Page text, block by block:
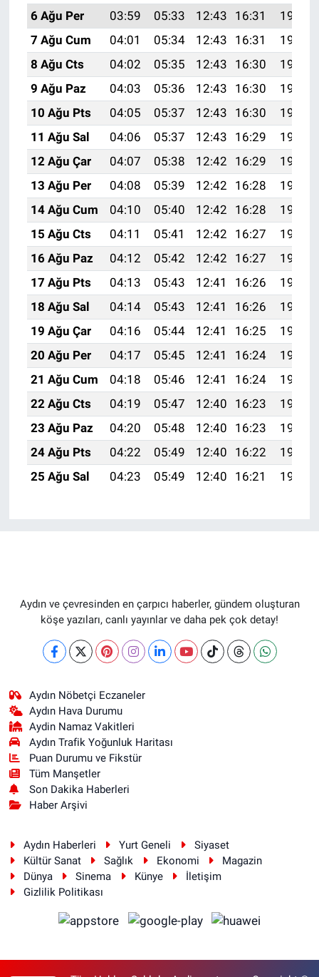
6 Ağu Per
03:59 05:33 12:43 16:31
19:43
7 Ağu Cum
04:01 05:34 12:43 16:31
19:42
8 Ağu Cts
04:02 05:35 12:43 16:30
19:41
9 Ağu Paz
04:03 05:36 12:43 16:30
19:40
10 Ağu Pts
04:05 05:37 12:43 16:30
19:39
11 Ağu Sal
04:06 05:37 12:43 16:29
19:38
12 Ağu Çar
04:07 05:38 12:42 16:29
19:37
13 Ağu Per
04:08 05:39 12:42 16:28
19:35
14 Ağu Cum
04:10 05:40 12:42 16:28
19:34
15 Ağu Cts
04:11 05:41 12:42 16:27
19:33
16 Ağu Paz
04:12 05:42 12:42 16:27
19:32
17 Ağu Pts
04:13 05:43 12:41 16:26
19:30
18 Ağu Sal
04:14 05:43 12:41 16:26
19:29
19 Ağu Çar
04:16 05:44 12:41 16:25
19:28
20 Ağu Per
04:17 05:45 12:41 16:24
19:27
21 Ağu Cum
04:18 05:46 12:41 16:24
19:25
22 Ağu Cts
04:19 05:47 12:40 16:23
19:24
23 Ağu Paz
04:20 05:48 12:40 16:23
19:22
24 Ağu Pts
04:22 05:49 12:40 16:22
19:21
25 Ağu Sal
04:23 05:49 12:40 16:21 19:20
Aydın ve çevresinden en çarpıcı haberler, gündem oluşturan
köşe yazıları, canlı yayınlar ve daha pek çok detay!
Aydın Nöbetçi Eczaneler
Aydın Hava Durumu
Aydin Namaz Vakitleri
Aydın Trafik Yoğunluk Haritası
Puan Durumu ve Fikstür
Tüm Manşetler
Son Dakika Haberleri
Haber Arşivi
Aydın Haberleri Yurt Geneli
Siyaset
Kültür Sanat
Sağlık Ekonomi
Magazin
Dünya
Sinema Künye
İletişim
Gizlilik Politikası